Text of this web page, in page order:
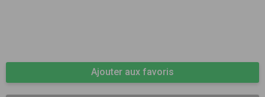
Ajouter aux favoris